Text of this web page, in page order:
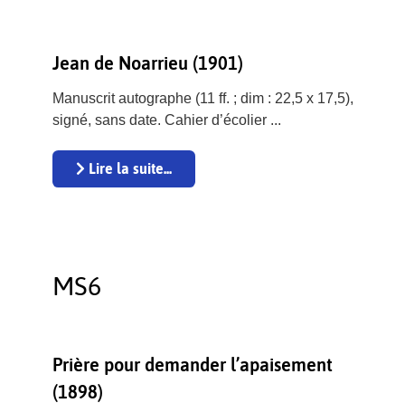
Jean de Noarrieu (1901)
Manuscrit autographe (11 ff. ; dim : 22,5 x 17,5),
signé, sans date. Cahier d’écolier ...
Lire la suite...
MS6
Prière pour demander l’apaisement
(1898)